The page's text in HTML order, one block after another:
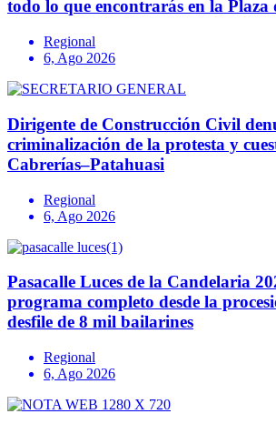
todo lo que encontrarás en la Plaza
Regional
6, Ago 2026
Dirigente de Construcción Civil
criminalización de la protesta y
Cabrerías–Patahuasi
Regional
6, Ago 2026
Pasacalle Luces de la Candelaria
programa completo desde la
desfile de 8 mil bailarines
Regional
6, Ago 2026